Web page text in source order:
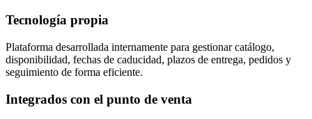
Tecnología propia
Plataforma desarrollada internamente para gestionar catálogo,
disponibilidad, fechas de caducidad, plazos de entrega, pedidos y
seguimiento de forma eficiente.
Integrados con el punto de venta